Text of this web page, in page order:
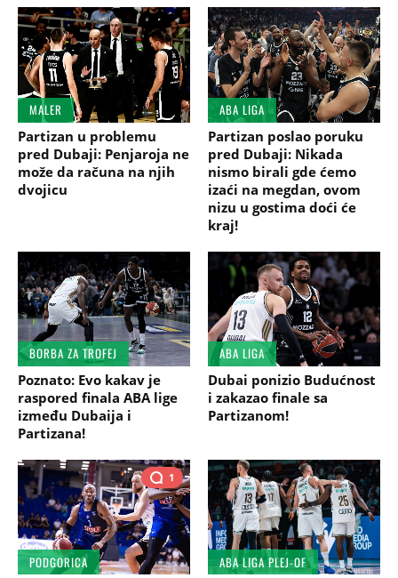
MALER
Partizan u problemu
pred Dubaji: Penjaroja ne
može da računa na njih
dvojicu
ABA LIGA
Partizan poslao poruku
pred Dubaji: Nikada
nismo birali gde ćemo
izaći na megdan, ovom
nizu u gostima doći će
kraj!
BORBA ZA TROFEJ
Poznato: Evo kakav je
raspored finala ABA lige
između Dubaija i
Partizana!
ABA LIGA
Dubai ponizio Budućnost
i zakazao finale sa
Partizanom!
1
PODGORICA
ABA LIGA PLEJ-OF